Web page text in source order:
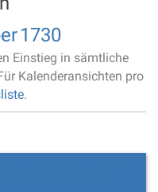
1730
Einstieg in sämtliche
Kalenderansichten pro
.